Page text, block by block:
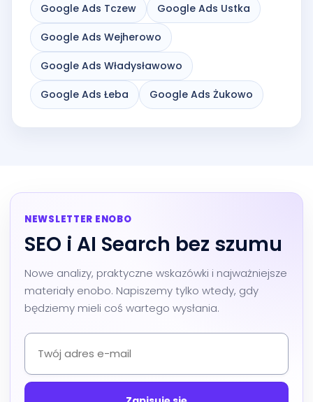
Google Ads Tczew Google Ads Ustka
Google Ads Wejherowo
Google Ads Władysławowo
Google Ads Łeba Google Ads Żukowo
NEWSLETTER ENOBO
SEO i AI Search bez szumu
Nowe analizy, praktyczne wskazówki i najważniejsze
materiały enobo. Napiszemy tylko wtedy, gdy
będziemy mieli coś wartego wysłania.